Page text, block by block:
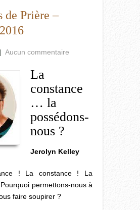
de Prière –
| Aucun commentaire
La
constance
… la
possédons-
nous ?
Jerolyn Kelley
! La constance ! La
permettons-nous à
faire soupirer ?